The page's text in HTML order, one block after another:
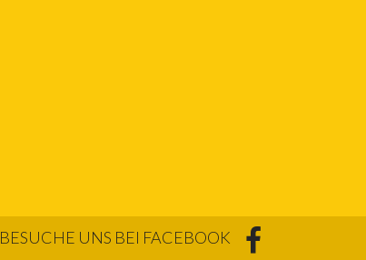
BESUCHE UNS BEI FACEBOOK